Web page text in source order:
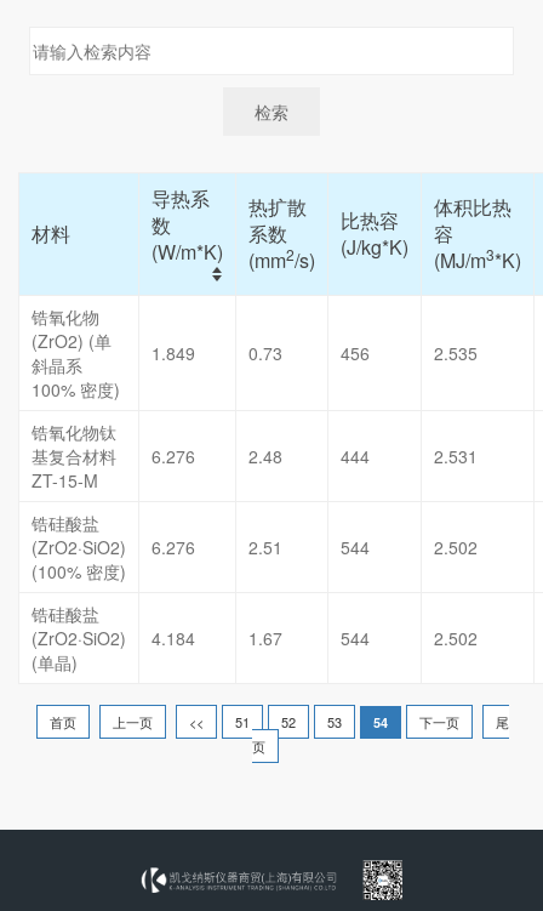
材料
导热系
数
(W/m*K)
热扩散
系数
(mm2/s)
比热容
(J/kg*K)
体积比热
容
(MJ/m3*K)
锆氧化物
(ZrO2) (单
斜晶系
100% 密度)
1.849 0.73 456 2.535
锆氧化物钛
基复合材料
ZT-15-M
6.276 2.48 444 2.531
锆硅酸盐
(ZrO2·SiO2)
(100% 密度)
6.276 2.51 544 2.502
锆硅酸盐
(ZrO2·SiO2)
(单晶)
4.184 1.67 544 2.502
首页 上一页 << 51 52 53 54 下一页
尾
页